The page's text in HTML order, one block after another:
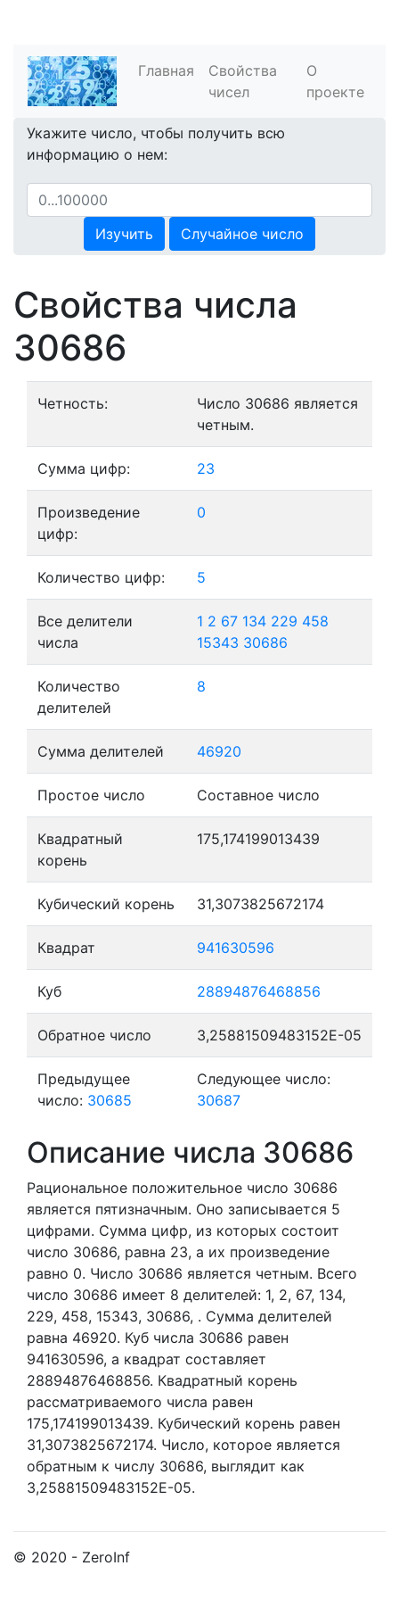
Главная
Свойства
чисел
О
проекте
Укажите число, чтобы получить всю
информацию о нем:
Изучить Случайное число
Свойства числа
30686
Четность:
Число 30686 является
четным.
Сумма цифр: 23
Произведение
цифр:
0
Количество цифр: 5
Все делители
числа
1 2 67 134 229 458
15343 30686
Количество
делителей
8
Сумма делителей 46920
Простое число Составное число
Квадратный
корень
175,174199013439
Кубический корень 31,3073825672174
Квадрат 941630596
Куб 28894876468856
Обратное число 3,25881509483152E-05
Предыдущее
число: 30685
Следующее число:
30687
Описание числа 30686
Рациональное положительное число 30686
является пятизначным. Оно записывается 5
цифрами. Сумма цифр, из которых состоит
число 30686, равна 23, а их произведение
равно 0. Число 30686 является четным. Всего
число 30686 имеет 8 делителей: 1, 2, 67, 134,
229, 458, 15343, 30686, . Сумма делителей
равна 46920. Куб числа 30686 равен
941630596, а квадрат составляет
28894876468856. Квадратный корень
рассматриваемого числа равен
175,174199013439. Кубический корень равен
31,3073825672174. Число, которое является
обратным к числу 30686, выглядит как
3,25881509483152E-05.
© 2020 - ZeroInf